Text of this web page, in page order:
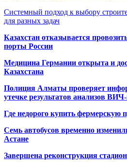
Системный подход к выбору
для разных задач
Казахстан отказывается
порты России
Медицина Германии открыта и
Казахстана
Полиция Алматы проверяет
утечке результатов анализов
Где недорого купить
Семь автобусов временно
Астане
Завершена реконструкция